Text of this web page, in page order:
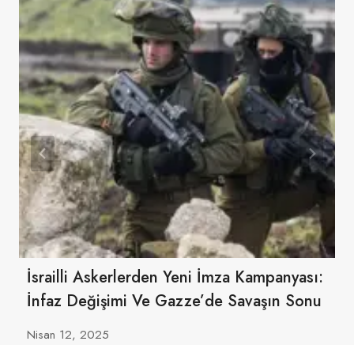
İsrailli Askerlerden Yeni İmza Kampanyası:
İnfaz Değişimi Ve Gazze’de Savaşın Sonu
Nisan 12, 2025